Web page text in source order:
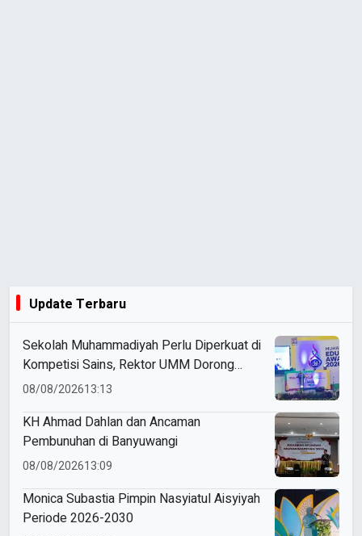
Update Terbaru
Sekolah Muhammadiyah Perlu Diperkuat di
Kompetisi Sains, Rektor UMM Dorong
Coaching Clinic
08/08/202613:13
KH Ahmad Dahlan dan Ancaman
Pembunuhan di Banyuwangi
08/08/202613:09
Monica Subastia Pimpin Nasyiatul Aisyiyah
Periode 2026-2030